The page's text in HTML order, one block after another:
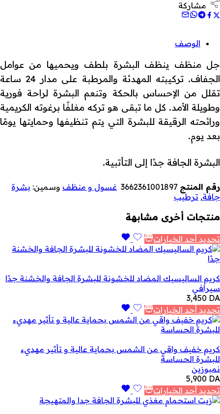
مشاركة
الوصف
جل منظف ينظف البشرة بلطف ويحميها من عوامل
الجفاف. تركيبته المهدئة والمرطبة على مدار 24 ساعة
تقلل من الإحساس بالحكة وتنعم البشرة لراحة فورية
وطويلة الأمد. كل ما تبقى هو تركه مغلفًا برغوته الكريمية
ورائحته الرقيقة للبشرة التي يتم تنظيفها وحمايتها يومًا
بعد يوم.
البشرة الجافة جدًا إلى التأتبية.
رقم المنتج 3662361001897 غسول و منظف وسمين: بشرة
جافة, ترطيب
منتجات أخرى مشابهة
تحديد أحد الخيارات
كريم الساليسيك المضاد للخشونة للبشرة الجافة والخشنة جدًا
سيرافي
3,450 DA
تحديد أحد الخيارات
كريم خفيف واقي من الشمس بحماية عالية و تأثير مهديء
للبشرة الحساسة
نمبوزين
5,900 DA
تحديد أحد الخيارات